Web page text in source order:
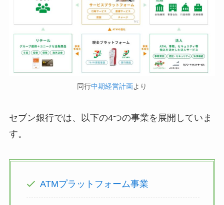
同行中期経営計画より
セブン銀行では、以下の4つの事業を展開していま
す。
ATMプラットフォーム事業